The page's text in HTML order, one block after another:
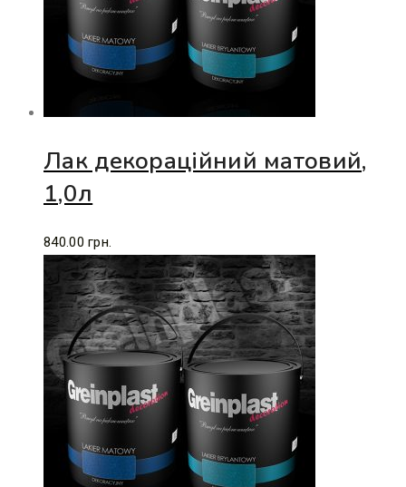
Лак декораційний матовий,
1,0л
840.00 грн.